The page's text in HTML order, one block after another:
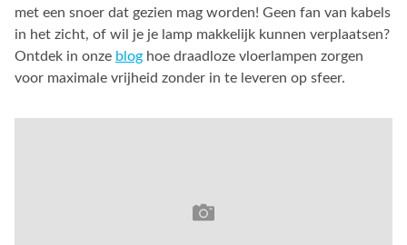
met een snoer dat gezien mag worden! Geen fan van kabels
in het zicht, of wil je je lamp makkelijk kunnen verplaatsen?
Ontdek in onze blog hoe draadloze vloerlampen zorgen
voor maximale vrijheid zonder in te leveren op sfeer.